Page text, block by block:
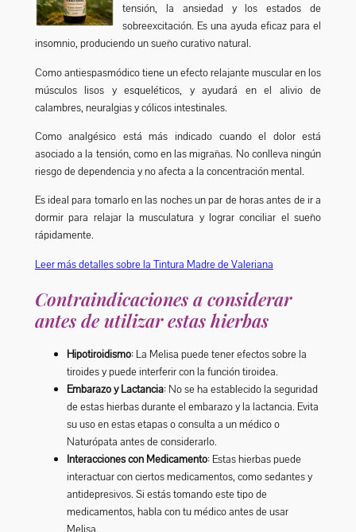
tensión, la ansiedad y los estados de
sobreexcitación. Es una ayuda eficaz para el
insomnio, produciendo un sueño curativo natural.
Como antiespasmódico tiene un efecto relajante muscular en los
músculos lisos y esqueléticos, y ayudará en el alivio de
calambres, neuralgias y cólicos intestinales.
Como analgésico está más indicado cuando el dolor está
asociado a la tensión, como en las migrañas. No conlleva ningún
riesgo de dependencia y no afecta a la concentración mental.
Es ideal para tomarlo en las noches un par de horas antes de ir a
dormir para relajar la musculatura y lograr conciliar el sueño
rápidamente.
Leer más detalles sobre la Tintura Madre de Valeriana
Contraindicaciones a considerar
antes de utilizar estas hierbas
Hipotiroidismo: La Melisa puede tener efectos sobre la
tiroides y puede interferir con la función tiroidea.
Embarazo y Lactancia: No se ha establecido la seguridad
de estas hierbas durante el embarazo y la lactancia. Evita
su uso en estas etapas o consulta a un médico o
Naturópata antes de considerarlo.
Interacciones con Medicamento: Estas hierbas puede
interactuar con ciertos medicamentos, como sedantes y
antidepresivos. Si estás tomando este tipo de
medicamentos, habla con tu médico antes de usar